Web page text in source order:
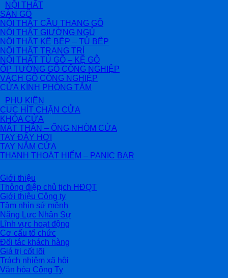
NỘI THẤT
SÀN GỖ
NỘI THẤT CẦU THANG GỖ
NỘI THẤT GIƯỜNG NGỦ
NỘI THẤT KỆ BẾP – TỦ BẾP
NỘI THẤT TRANG TRÍ
NỘI THẤT TỦ GỖ – KỆ GỖ
ỐP TƯỜNG GỖ CÔNG NGHIỆP
VÁCH GỖ CÔNG NGHIỆP
CỬA KÍNH PHÒNG TẮM
PHỤ KIỆN
CỤC HÍT CHẶN CỬA
KHÓA CỬA
MẮT THẦN – ỐNG NHÒM CỬA
TAY ĐẨY HƠI
TAY NẮM CỬA
THANH THOÁT HIỂM – PANIC BAR
Giới thiệu
Thông điệp chủ tịch HĐQT
Giới thiệu Công ty
Tầm nhìn sứ mệnh
Năng Lực Nhân Sự
Lĩnh vực hoạt động
Cơ cấu tổ chức
Đối tác khách hàng
Giá trị cốt lõi
Trách nhiệm xã hội
Văn hóa Công Ty